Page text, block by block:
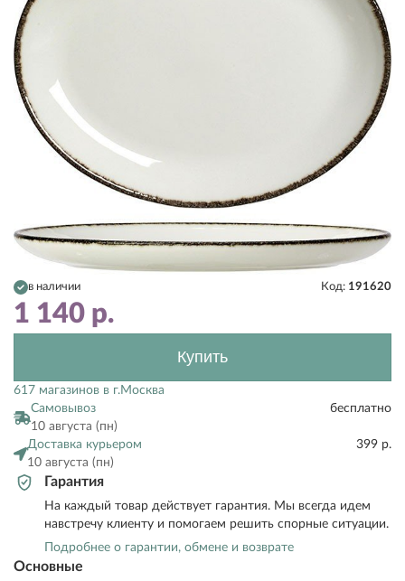
Основные
в наличии Код: 191620
1 140 р.
Купить
617 магазинов в г.Москва
Самовывоз
10 августа (пн)
бесплатно
Доставка курьером
10 августа (пн)
399 р.
Гарантия
На каждый товар действует гарантия. Мы всегда идем
навстречу клиенту и помогаем решить спорные ситуации.
Подробнее о гарантии, обмене и возврате